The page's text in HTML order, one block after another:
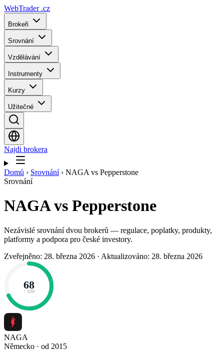
WebTrader .cz
Brokeři
Srovnání
Vzdělávání
Instrumenty
Kurzy
Užitečné
Najdi brokera
Domů › Srovnání › NAGA vs Pepperstone
Srovnání
NAGA vs Pepperstone
Nezávislé srovnání dvou brokerů — regulace, poplatky, produkty,
platformy a podpora pro české investory.
Zveřejněno: 28. března 2026 · Aktualizováno: 28. března 2026
68
/ 100
NAGA
Německo · od 2015